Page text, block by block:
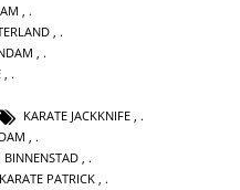
KARATE JACKKNIFE ,
,
,
KARATE PATRICK ,